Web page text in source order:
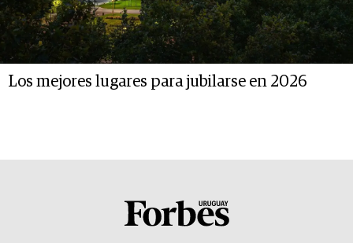
Los mejores lugares para jubilarse en 2026